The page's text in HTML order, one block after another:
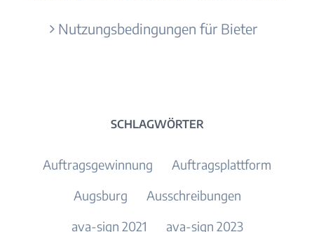
Nutzungsbedingungen für Bieter
SCHLAGWÖRTER
Auftragsgewinnung
Auftragsplattform
Augsburg
Ausschreibungen
ava-sign 2021
ava-sign 2023